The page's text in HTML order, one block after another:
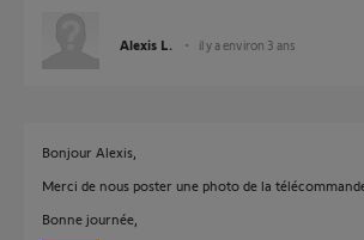
Alexis L. il y a environ 3 ans
Bonjour Alexis,
Merci de nous poster une photo de la
Bonne journée,